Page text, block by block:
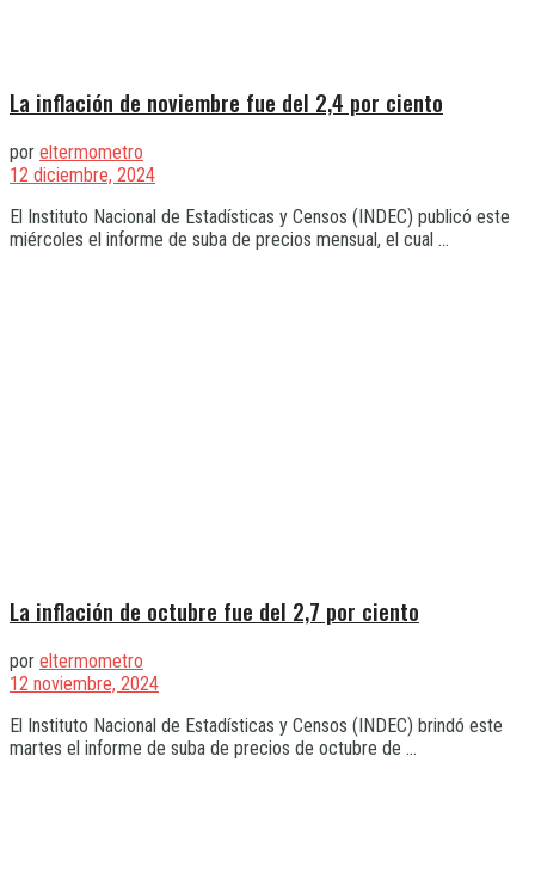
La inflación de noviembre fue del 2,4 por ciento
por eltermometro
12 diciembre, 2024
El Instituto Nacional de Estadísticas y Censos (INDEC) publicó este
miércoles el informe de suba de precios mensual, el cual ...
La inflación de octubre fue del 2,7 por ciento
por eltermometro
12 noviembre, 2024
El Instituto Nacional de Estadísticas y Censos (INDEC) brindó este
martes el informe de suba de precios de octubre de ...